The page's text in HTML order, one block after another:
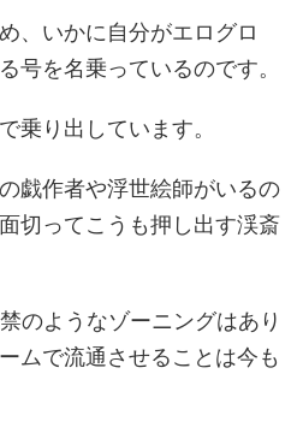
、いかに自分がエログロ
号を名乗っているのです。
乗り出しています。
戯作者や浮世絵師がいるの
切ってこうも押し出す渓斎
のようなゾーニングはあり
ムで流通させることは今も